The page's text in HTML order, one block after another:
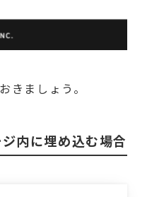
きましょう。
内に埋め込む場合